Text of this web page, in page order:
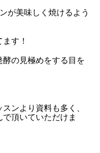
が美味しく焼けるよう
す！
の見極めをする目を
ンより資料も多く、
頂いていただけま